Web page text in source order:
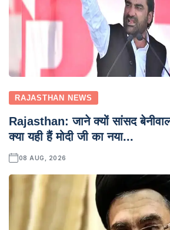
RAJASTHAN NEWS
Rajasthan: जाने क्यों सांसद
क्या यही हैं मोदी जी का नया...
08 AUG, 2026